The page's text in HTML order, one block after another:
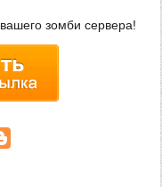
зомби сервера!